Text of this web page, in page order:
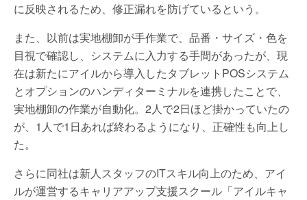
に反映されるため、修正漏れを防げているという。
また、以前は実地棚卸が手作業で、品番・サイズ・色を
目視で確認し、システムに入力する手間があったが、現
在は新たにアイルから導入したタブレットPOSシステム
とオプションのハンディターミナルを連携したことで、
実地棚卸の作業が自動化。2人で2日ほど掛かっていたの
が、1人で1日あれば終わるようになり、正確性も向上し
た。
さらに同社は新人スタッフのITスキル向上のため、アイ
ルが運営するキャリアアップ支援スクール「アイルキャ